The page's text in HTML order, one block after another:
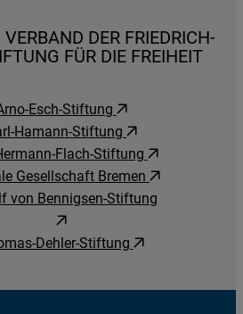
DER FRIEDRICH-
FÜR DIE FREIHEIT
Esch-Stiftung
Hamann-Stiftung
Flach-Stiftung
Gesellschaft Bremen
von Bennigsen-Stiftung
Dehler-Stiftung